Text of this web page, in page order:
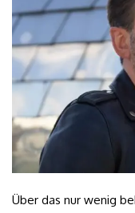
Über das nur wenig